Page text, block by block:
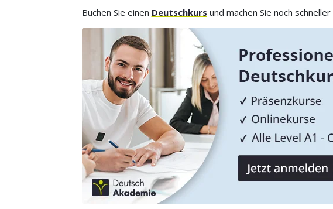
Buchen Sie einen Deutschkurs und machen Sie noch